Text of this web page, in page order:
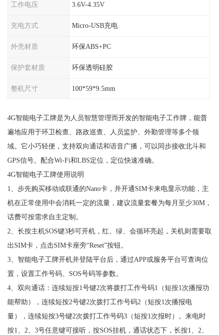
工作电压 3.6V-4.35V
充电方式 Micro-USB充电
外壳材质 环保ABS+PC
保护套材质 环保透明硅胶
整机尺寸 100*59*9.5mm
4G智能电子工牌是为人员智慧管理而开发的智能电子工作牌，能普
遍地应用于环卫检查、路政巡查、人员监护、外勤管理等多个领
域。它小巧轻便，支持双向通话和语音广播，可以同步接收北斗和
GPS信号。配合Wi-Fi和LBS定位，定位快速准确。
4G智能电子工牌使用说明
1、步先购买移动或联通的Nano卡，并开通SIM卡来电显示功能，主
机在正常使用中会消耗一定的流量，建议流量套餐为每月至少30M，
话费可按需求自主定制。
2、长按主机SOS键3秒可开机，红、绿、会循环亮起，关机则需要取
出SIM卡，点击SIM卡座旁“Reset”按钮。
3、智能电子工牌开机并登陆平台后，通过APP或服务平台可查询位
置，设置工作号码、SOS号码等参数。
4、双向通话：连续短按1号键2次将拨打工作号码1（短按1次播报功
能帮助），连续短按2号键2次拨打工作号码2（短按1次播报电
量），连续短按3号键2次拨打工作号码3（短按1次报时）。来电时
按1、2、3号任意键可接听，按SOS挂机，通话状态下，长按1、2、